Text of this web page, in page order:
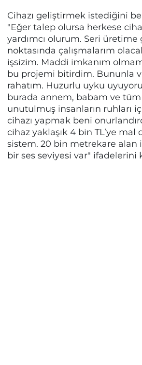
Cihazı geliştirmek istediğini
"Eğer talep olursa herkese
yardımcı olurum. Seri üretime
noktasında çalışmalarım
işsizim. Maddi imkanım
bu projemi bitirdim. Bununla
rahatım. Huzurlu uyku
burada annem, babam ve
unutulmuş insanların ruhları
cihazı yapmak beni
cihaz yaklaşık 4 bin TL’ye mal
sistem. 20 bin metrekare alan
bir ses seviyesi var" ifadelerini